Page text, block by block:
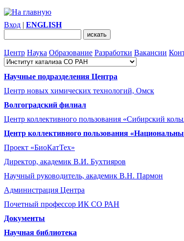
Вход | ENGLISH
Центр Наука Образование Разработки Вакансии
Научные подразделения Центра
Центр новых химических технологий, Омск
Волгоградский филиал
Центр коллективного пользования «Сибирский
Центр коллективного пользования
Проект «БиоКатТех»
Директор, академик В.И. Бухтияров
Научный руководитель, академик В.Н. Пармон
Администрация Центра
Почетный профессор ИК СО РАН
Документы
Научная библиотека